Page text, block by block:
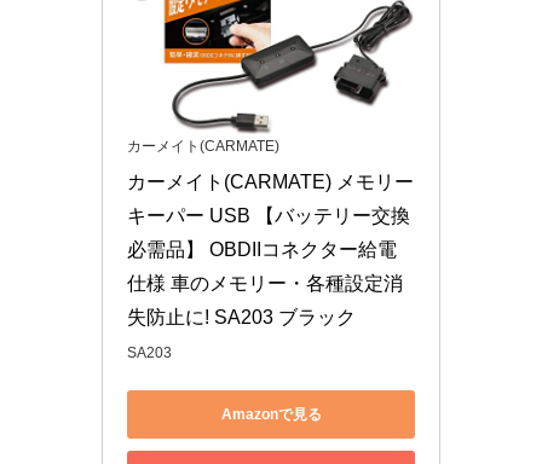
カーメイト(CARMATE)
カーメイト(CARMATE) メモリー
キーパー USB 【バッテリー交換
必需品】 OBDIIコネクター給電
仕様 車のメモリー・各種設定消
失防止に! SA203 ブラック
SA203
Amazonで見る